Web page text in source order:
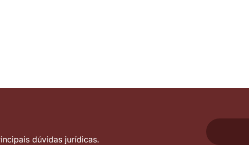
dúvidas jurídicas.